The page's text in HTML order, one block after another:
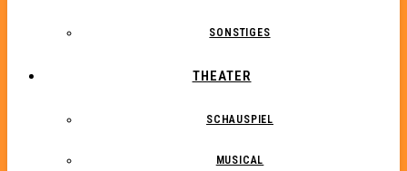
SONSTIGES
THEATER
SCHAUSPIEL
MUSICAL